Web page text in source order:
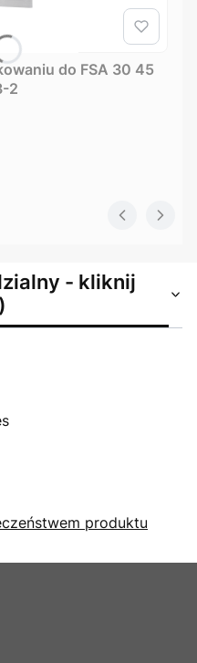
do FSA 30 45
2, 3-2
- kliknij
produktu